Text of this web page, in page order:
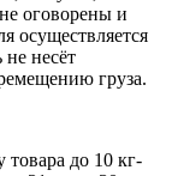
оговорены и
осуществляется
несёт
груза.
до 10 кг-